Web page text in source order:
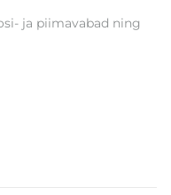
ja piimavabad ning